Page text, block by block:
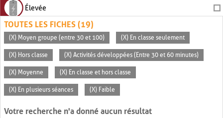
Élevée
TOUTES LES FICHES (19)
(X) Moyen groupe (entre 30 et 100) (X) En classe seulement
(X) Hors classe (X) Activités développées (Entre 30 et 60 minutes)
(X) Moyenne (X) En classe et hors classe
(X) En plusieurs séances (X) Faible
Votre recherche n'a donné aucun résultat